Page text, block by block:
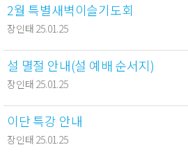
2월 특별새벽이슬기도회
장인태 25.01.25
설 멸절 안내(설 예배 순서지)
장인태 25.01.25
이단 특강 안내
장인태 25.01.25